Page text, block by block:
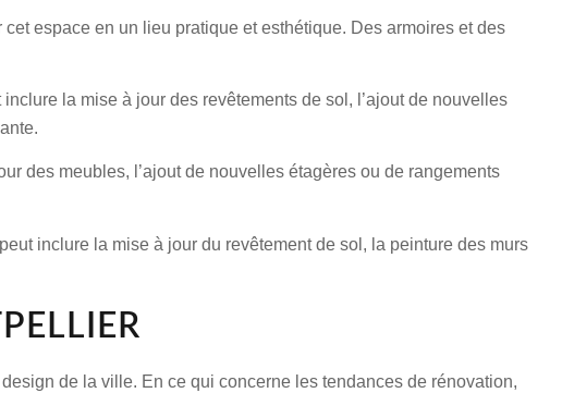
cet espace en un lieu pratique et esthétique. Des armoires et des
inclure la mise à jour des revêtements de sol, l’ajout de nouvelles
des meubles, l’ajout de nouvelles étagères ou de rangements
peut inclure la mise à jour du revêtement de sol, la peinture des murs
de la ville. En ce qui concerne les tendances de rénovation,